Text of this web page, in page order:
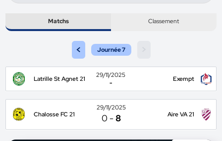
Matchs Classement
< Journée 7
Latrille St Agnet 21
29/11/2025
-
Exempt
Chalosse FC 21
29/11/2025
0 -8 Aire VA 21